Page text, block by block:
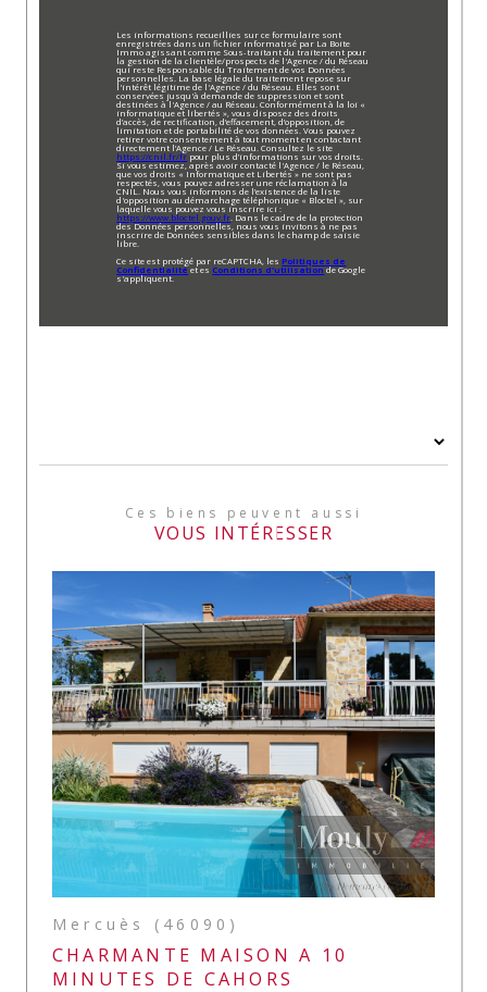
Les informations recueillies sur ce formulaire sont
enregistrées dans un fichier informatisé par La Boite
Immo agissant comme Sous-traitant du traitement pour
la gestion de la clientèle/prospects de l'Agence / du Réseau
qui reste Responsable du Traitement de vos Données
personnelles. La base légale du traitement repose sur
l'intérêt légitime de l'Agence / du Réseau. Elles sont
conservées jusqu'à demande de suppression et sont
destinées à l'Agence / au Réseau. Conformément à la loi «
informatique et libertés », vous disposez des droits
d’accès, de rectification, d’effacement, d’opposition, de
limitation et de portabilité de vos données. Vous pouvez
retirer votre consentement à tout moment en contactant
directement l’Agence / Le Réseau. Consultez le site
https://cnil.fr/fr pour plus d’informations sur vos droits.
Si vous estimez, après avoir contacté l'Agence / le Réseau,
que vos droits « Informatique et Libertés » ne sont pas
respectés, vous pouvez adresser une réclamation à la
CNIL. Nous vous informons de l’existence de la liste
d'opposition au démarchage téléphonique « Bloctel », sur
laquelle vous pouvez vous inscrire ici :
https://www.bloctel.gouv.fr. Dans le cadre de la protection
des Données personnelles, nous vous invitons à ne pas
inscrire de Données sensibles dans le champ de saisie
libre.
Ce site est protégé par reCAPTCHA, lesPolitiques de
Confidentialitéet es Conditions d'utilisationde Google
s'appliquent.
Ces biens peuvent aussi
VOUS INTÉRESSER
Mercuès (46090)
CHARMANTE MAISON A 10
MINUTES DE CAHORS